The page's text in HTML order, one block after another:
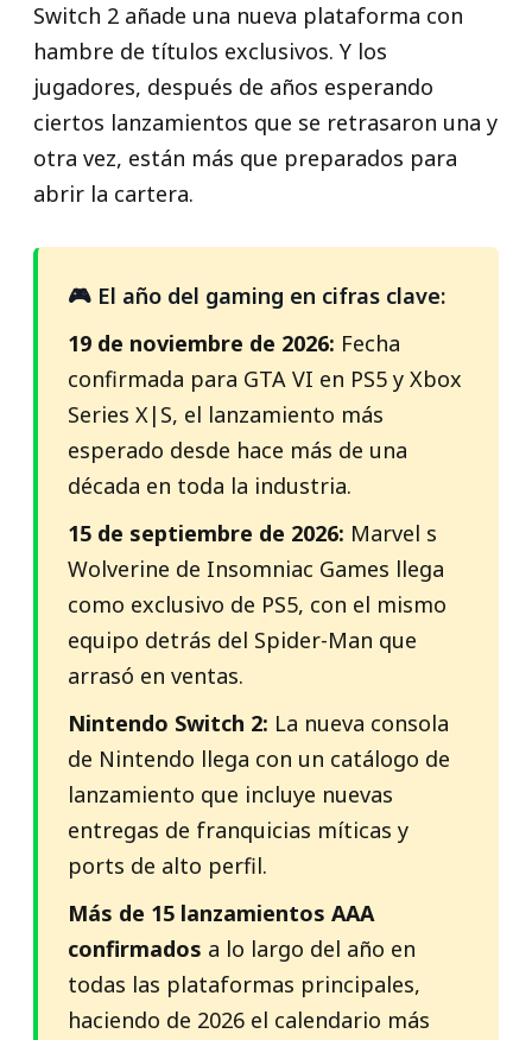
Switch 2 añade una nueva plataforma con
hambre de títulos exclusivos. Y los
jugadores, después de años esperando
ciertos lanzamientos que se retrasaron una y
otra vez, están más que preparados para
abrir la cartera.
🎮 El año del gaming en cifras clave:
19 de noviembre de 2026: Fecha
confirmada para GTA VI en PS5 y Xbox
Series X|S, el lanzamiento más
esperado desde hace más de una
década en toda la industria.
15 de septiembre de 2026: Marvel s
Wolverine de Insomniac Games llega
como exclusivo de PS5, con el mismo
equipo detrás del Spider-Man que
arrasó en ventas.
Nintendo Switch 2: La nueva consola
de Nintendo llega con un catálogo de
lanzamiento que incluye nuevas
entregas de franquicias míticas y
ports de alto perfil.
Más de 15 lanzamientos AAA
confirmados a lo largo del año en
todas las plataformas principales,
haciendo de 2026 el calendario más